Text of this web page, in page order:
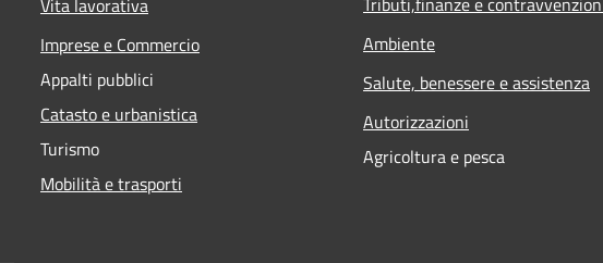
Vita lavorativa
Imprese e Commercio
Appalti pubblici
Catasto e urbanistica
Turismo
Mobilità e trasporti
Ambiente
Salute, benessere e assistenza
Autorizzazioni
Agricoltura e pesca